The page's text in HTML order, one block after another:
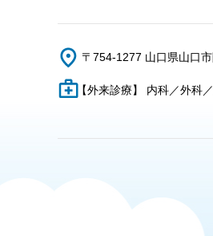
〒754-1277 山口県山口
【外来診療】 内科／外科